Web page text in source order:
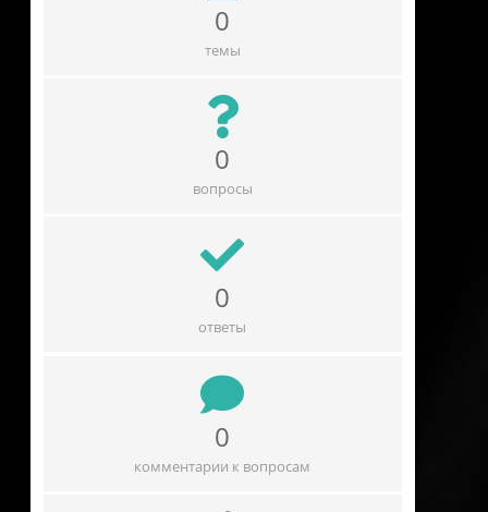
0
темы
0
вопросы
0
ответы
0
комментарии к вопросам